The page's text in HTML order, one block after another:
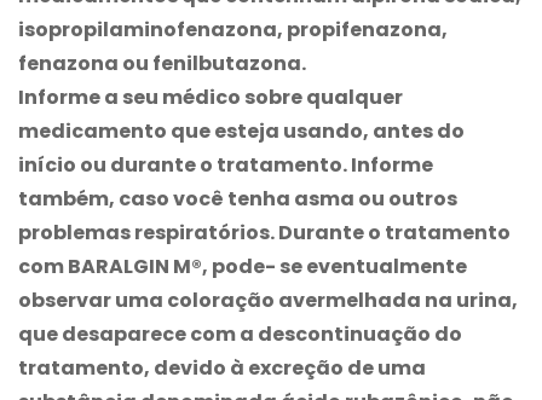
isopropilaminofenazona, propifenazona,
fenazona ou fenilbutazona.
Informe a seu médico sobre qualquer
medicamento que esteja usando, antes do
início ou durante o tratamento. Informe
também, caso você tenha asma ou outros
problemas respiratórios. Durante o tratamento
comBARALGIN M®, pode- se eventualmente
observar uma coloração avermelhada na urina,
que desaparece com a descontinuação do
tratamento, devido à excreção de uma